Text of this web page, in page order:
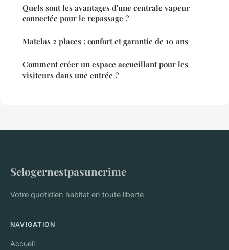
Quels sont les avantages d'une centrale vapeur
connectée pour le repassage ?
Matelas 2 places : confort et garantie de 10 ans
Comment créer un espace accueillant pour les
visiteurs dans une entrée ?
Selogernestpasuncrime
Votre quotidien habitat en toute liberté
NAVIGATION
Accueil